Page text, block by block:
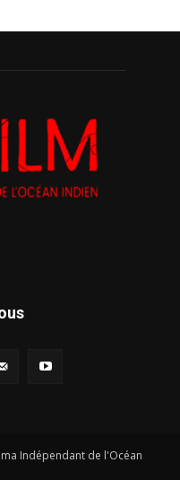
Indépendant de l'Océan